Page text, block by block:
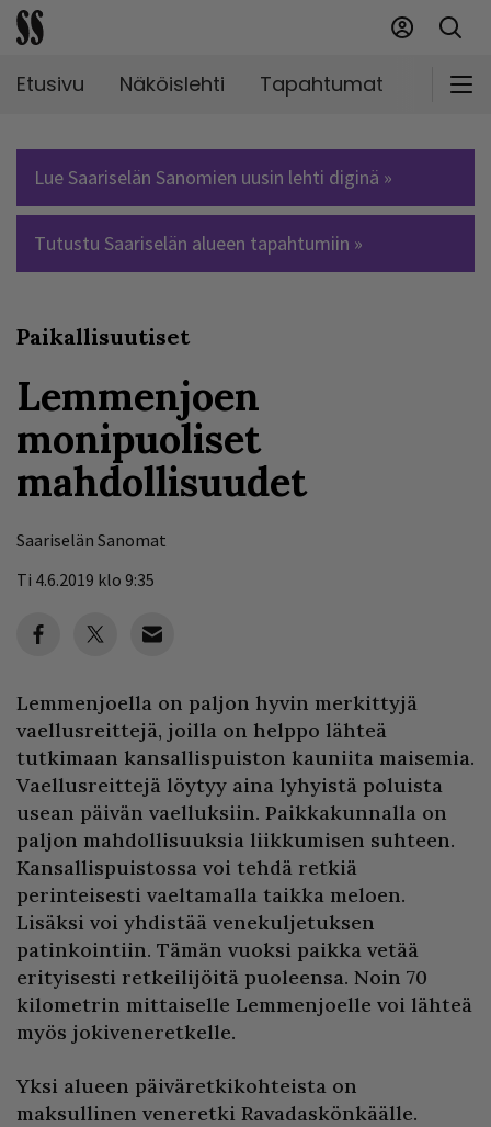
Etusivu Näköislehti Tapahtumat
Lue Saariselän Sanomien uusin lehti diginä »
Tutustu Saariselän alueen tapahtumiin »
Paikallisuutiset
Lemmenjoen
monipuoliset
mahdollisuudet
Saariselän Sanomat
Ti 4.6.2019 klo 9:35
Lemmenjoella on paljon hyvin merkittyjä
vaellusreittejä, joilla on helppo lähteä
tutkimaan kansallispuiston kauniita maisemia.
Vaellusreittejä löytyy aina lyhyistä poluista
usean päivän vaelluksiin. Paikkakunnalla on
paljon mahdollisuuksia liikkumisen suhteen.
Kansallispuistossa voi tehdä retkiä
perinteisesti vaeltamalla taikka meloen.
Lisäksi voi yhdistää venekuljetuksen
patinkointiin. Tämän vuoksi paikka vetää
erityisesti retkeilijöitä puoleensa. Noin 70
kilometrin mittaiselle Lemmenjoelle voi lähteä
myös jokiveneretkelle.
Yksi alueen päiväretkikohteista on
maksullinen veneretki Ravadaskönkäälle.